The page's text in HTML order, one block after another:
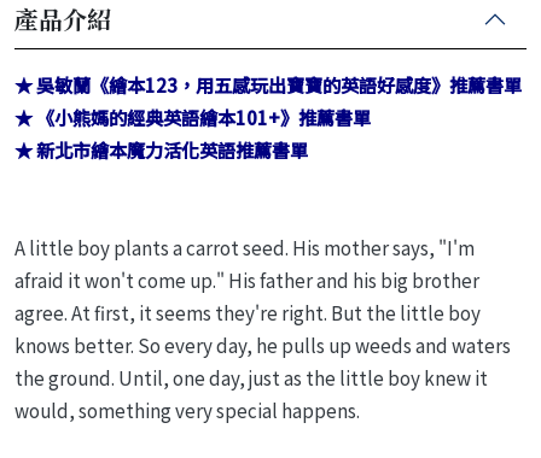
產品介紹
★ 吳敏蘭《繪本123，用五感玩出寶寶的英語好感度》推薦書單
★ 《小熊媽的經典英語繪本101+》推薦書單
★ 新北市繪本魔力活化英語推薦書單
A little boy plants a carrot seed. His mother says, "I'm
afraid it won't come up." His father and his big brother
agree. At first, it seems they're right. But the little boy
knows better. So every day, he pulls up weeds and waters
the ground. Until, one day, just as the little boy knew it
would, something very special happens.